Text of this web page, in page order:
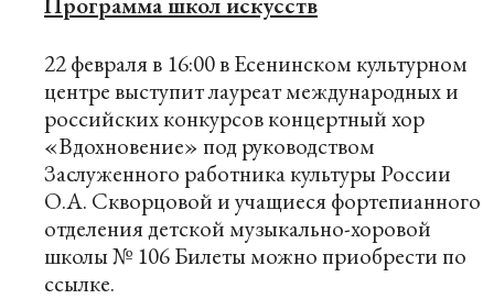
22 февраля в 16:00 в Есенинском культурном
центре выступит лауреат международных и
российских конкурсов концертный хор
«Вдохновение» под руководством
Заслуженного работника культуры России
О.А. Скворцовой и учащиеся фортепианного
отделения детской музыкально-хоровой
школы № 106 Билеты можно приобрести по
ссылке.